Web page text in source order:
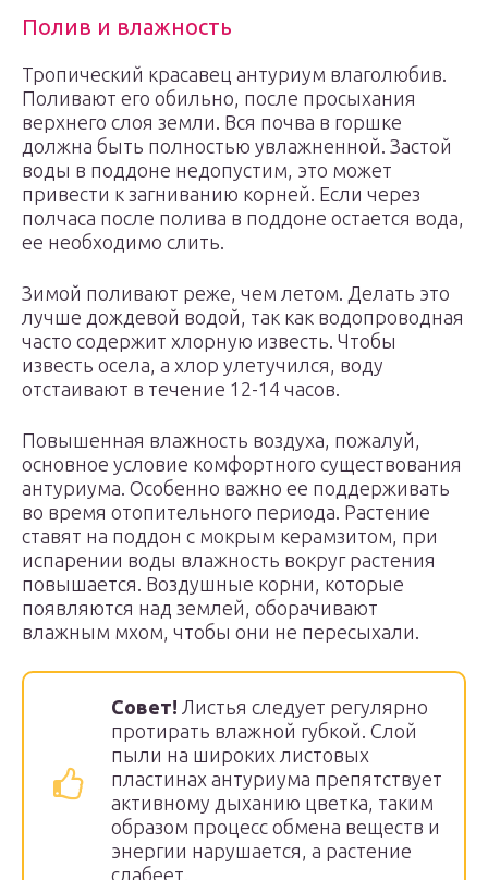
Полив и влажность
Тропический красавец антуриум влаголюбив.
Поливают его обильно, после просыхания
верхнего слоя земли. Вся почва в горшке
должна быть полностью увлажненной. Застой
воды в поддоне недопустим, это может
привести к загниванию корней. Если через
полчаса после полива в поддоне остается вода,
ее необходимо слить.
Зимой поливают реже, чем летом. Делать это
лучше дождевой водой, так как водопроводная
часто содержит хлорную известь. Чтобы
известь осела, а хлор улетучился, воду
отстаивают в течение 12-14 часов.
Повышенная влажность воздуха, пожалуй,
основное условие комфортного существования
антуриума. Особенно важно ее поддерживать
во время отопительного периода. Растение
ставят на поддон с мокрым керамзитом, при
испарении воды влажность вокруг растения
повышается. Воздушные корни, которые
появляются над землей, оборачивают
влажным мхом, чтобы они не пересыхали.
Совет! Листья следует регулярно
протирать влажной губкой. Слой
пыли на широких листовых
пластинах антуриума препятствует
активному дыханию цветка, таким
образом процесс обмена веществ и
энергии нарушается, а растение
слабеет.